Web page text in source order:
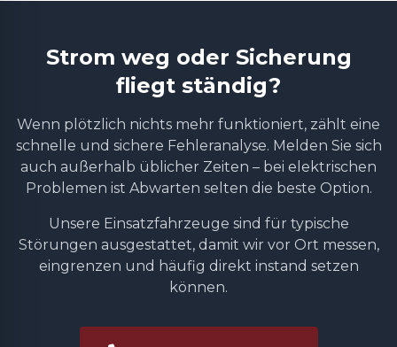
Strom weg oder Sicherung
fliegt ständig?
Wenn plötzlich nichts mehr funktioniert, zählt eine
schnelle und sichere Fehleranalyse. Melden Sie sich
auch außerhalb üblicher Zeiten – bei elektrischen
Problemen ist Abwarten selten die beste Option.
Unsere Einsatzfahrzeuge sind für typische
Störungen ausgestattet, damit wir vor Ort messen,
eingrenzen und häufig direkt instand setzen
können.